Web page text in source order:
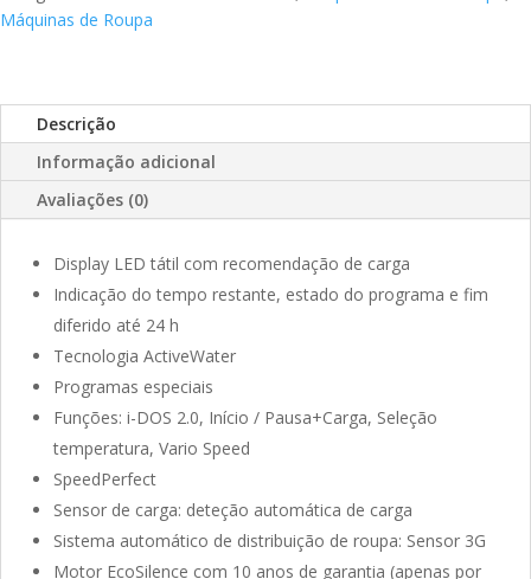
Máquinas de Roupa
Descrição
Informação adicional
Avaliações (0)
Display LED tátil com recomendação de carga
Indicação do tempo restante, estado do programa e fim
diferido até 24 h
Tecnologia ActiveWater
Programas especiais
Funções: i-DOS 2.0, Início / Pausa+Carga, Seleção
temperatura, Vario Speed
SpeedPerfect
Sensor de carga: deteção automática de carga
Sistema automático de distribuição de roupa: Sensor 3G
Motor EcoSilence com 10 anos de garantia (apenas por